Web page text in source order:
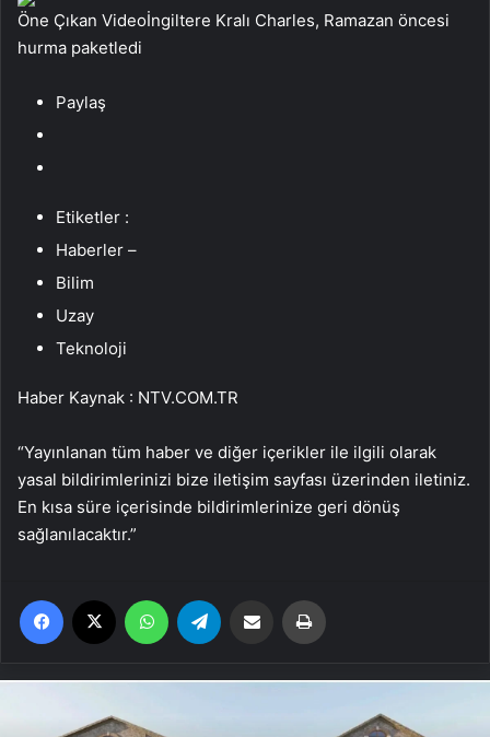
Öne Çıkan Videoİngiltere Kralı Charles, Ramazan öncesi
hurma paketledi
Paylaş
Etiketler :
Haberler –
Bilim
Uzay
Teknoloji
Haber Kaynak : NTV.COM.TR
“Yayınlanan tüm haber ve diğer içerikler ile ilgili olarak
yasal bildirimlerinizi bize iletişim sayfası üzerinden iletiniz.
En kısa süre içerisinde bildirimlerinize geri dönüş
sağlanılacaktır.”
Facebook WhatsApp Email'den paylaş